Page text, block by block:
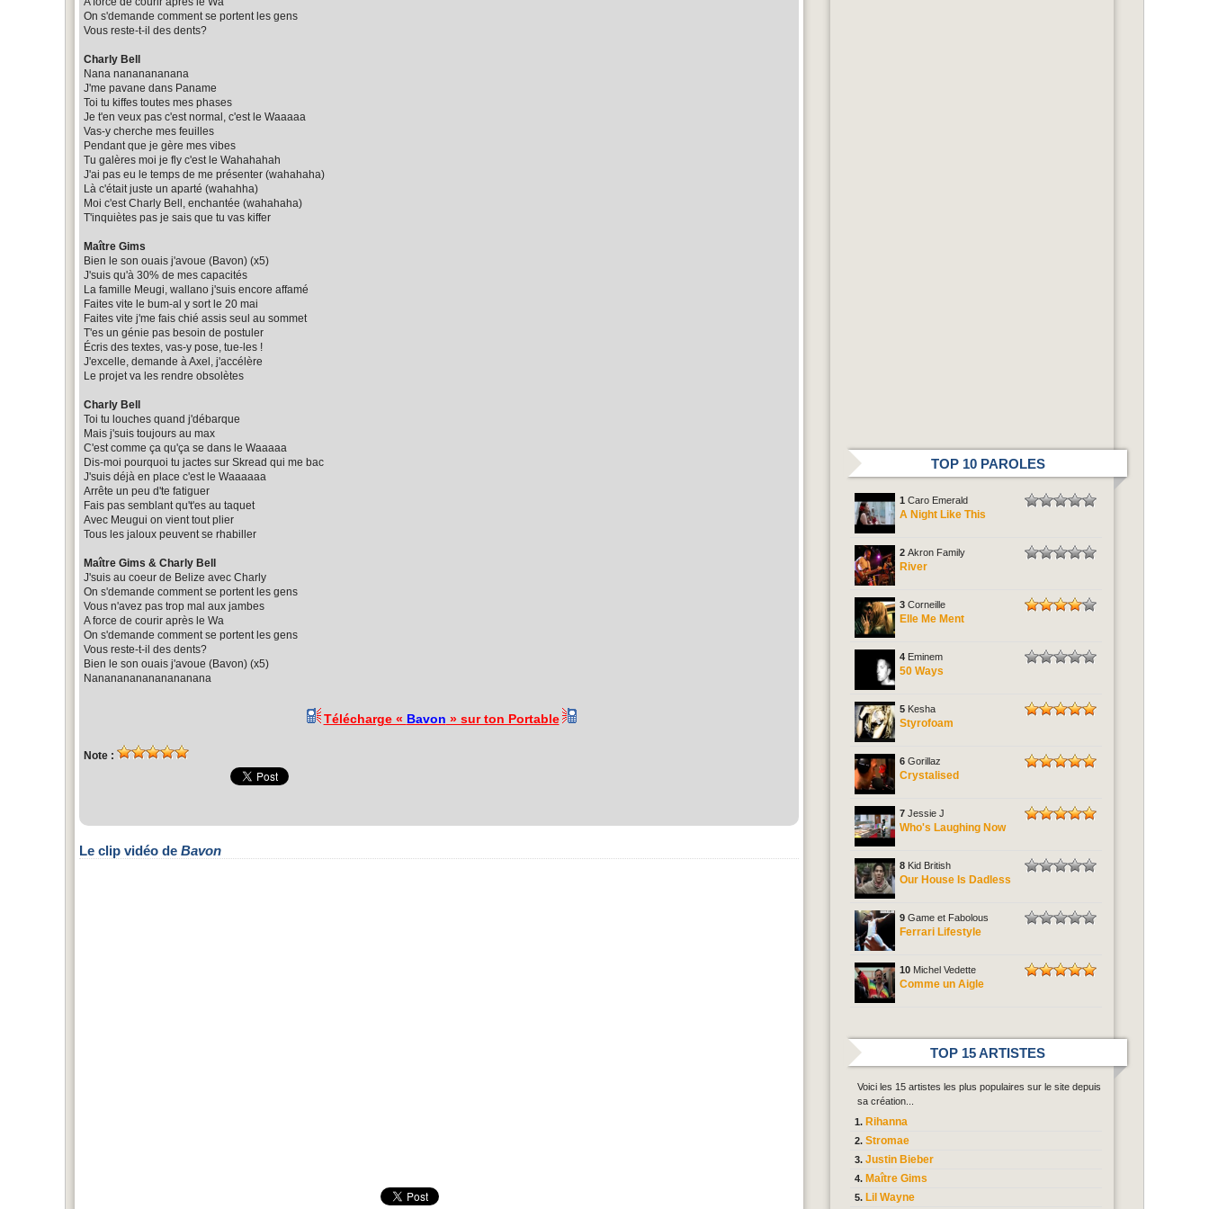
On s'demande comment se portent les gens
Vous reste-t-il des dents?
Charly Bell
Nana nananananana
J'me pavane dans Paname
Toi tu kiffes toutes mes phases
Je t'en veux pas c'est normal, c'est le Waaaaa
Vas-y cherche mes feuilles
Pendant que je gère mes vibes
Tu galères moi je fly c'est le Wahahahah
J'ai pas eu le temps de me présenter (wahahaha)
Là c'était juste un aparté (wahahha)
Moi c'est Charly Bell, enchantée (wahahaha)
T'inquiètes pas je sais que tu vas kiffer
Maître Gims
Bien le son ouais j'avoue (Bavon) (x5)
J'suis qu'à 30% de mes capacités
La famille Meugi, wallano j'suis encore affamé
Faites vite le bum-al y sort le 20 mai
Faites vite j'me fais chié assis seul au sommet
T'es un génie pas besoin de postuler
Écris des textes, vas-y pose, tue-les !
J'excelle, demande à Axel, j'accélère
Le projet va les rendre obsolètes
Charly Bell
Toi tu louches quand j'débarque
Mais j'suis toujours au max
C'est comme ça qu'ça se dans le Waaaaa
Dis-moi pourquoi tu jactes sur Skread qui me bac
J'suis déjà en place c'est le Waaaaaa
Arrête un peu d'te fatiguer
Fais pas semblant qu't'es au taquet
Avec Meugui on vient tout plier
Tous les jaloux peuvent se rhabiller
Maître Gims & Charly Bell
J'suis au coeur de Belize avec Charly
On s'demande comment se portent les gens
Vous n'avez pas trop mal aux jambes
A force de courir après le Wa
On s'demande comment se portent les gens
Vous reste-t-il des dents?
Bien le son ouais j'avoue (Bavon) (x5)
Nananananananananana
Télécharge « Bavon » sur ton Portable
Note :
Le clip vidéo de Bavon
TOP 10 PAROLES
1 Caro Emerald
A Night Like This
2 Akron Family
River
3 Corneille
Elle Me Ment
4 Eminem
50 Ways
5 Kesha
Styrofoam
6 Gorillaz
Crystalised
7 Jessie J
Who's Laughing Now
8 Kid British
Our House Is Dadless
9 Game et Fabolous
Ferrari Lifestyle
10 Michel Vedette
Comme un Aigle
TOP 15 ARTISTES
Voici les 15 artistes les plus populaires sur le site depuis
sa création...
Rihanna
Stromae
Justin Bieber
Maître Gims
Lil Wayne